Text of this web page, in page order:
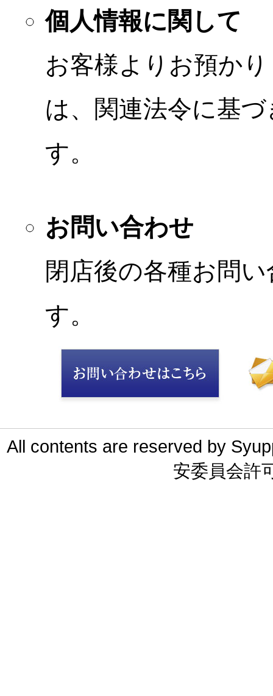
個人情報に関して
お客様よりお預か
は、関連法令に基
す。
お問い合わせ
閉店後の各種お問
す。
All contents are reserved by
安委員会許